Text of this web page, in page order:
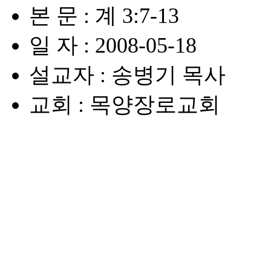
본 문 : 계 3:7-13
일 자 : 2008-05-18
설교자 : 송병기 목사
교회 : 목양장로교회